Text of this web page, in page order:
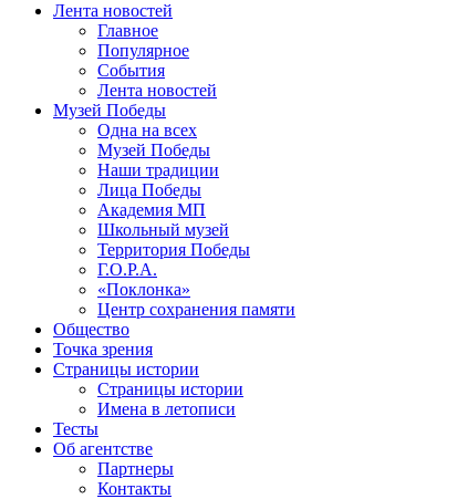
Лента новостей
Главное
Популярное
События
Лента новостей
Музей Победы
Одна на всех
Музей Победы
Наши традиции
Лица Победы
Академия МП
Школьный музей
Территория Победы
Г.О.Р.А.
«Поклонка»
Центр сохранения памяти
Общество
Точка зрения
Страницы истории
Страницы истории
Имена в летописи
Тесты
Об агентстве
Партнеры
Контакты